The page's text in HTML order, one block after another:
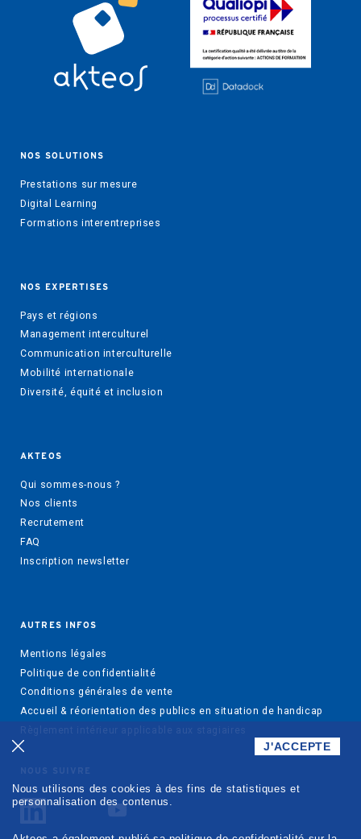
NOS SOLUTIONS
Prestations sur mesure
Digital Learning
Formations interentreprises
NOS EXPERTISES
Pays et régions
Management interculturel
Communication interculturelle
Mobilité internationale
Diversité, équité et inclusion
AKTEOS
Qui sommes-nous ?
Nos clients
Recrutement
FAQ
Inscription newsletter
AUTRES INFOS
Mentions légales
Politique de confidentialité
Conditions générales de vente
Accueil & réorientation des publics en situation de handicap
Règlement intérieur applicable aux stagiaires
NOUS SUIVRE
Nous utilisons des cookies à des fins de statistiques et
personnalisation des contenus.
J'ACCEPTE